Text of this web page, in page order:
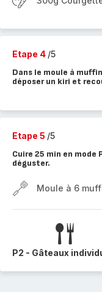
Etape 4 /5
Dans le moule à
déposer un kiri et
Etape 5 /5
Cuire 25 min en mode
déguster.
Moule à 6
P2 - Gâteaux